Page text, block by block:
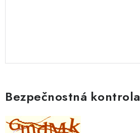
Bezpečnostná kontrola